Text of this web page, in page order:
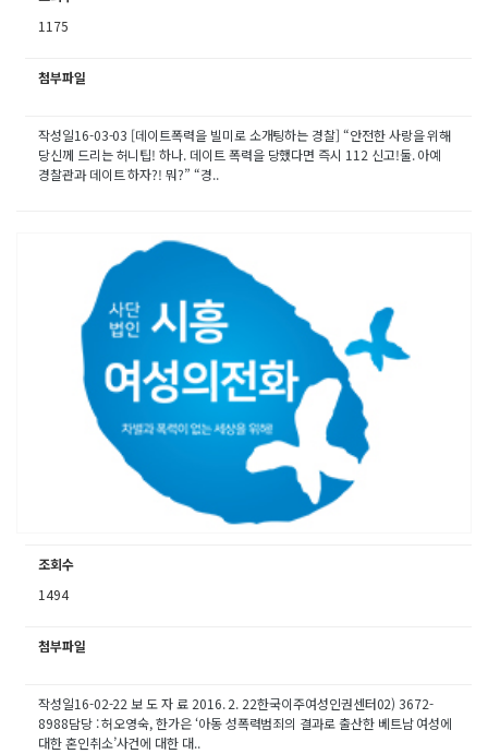
1175
첨부파일
작성일16-03-03 [데이트폭력을 빌미로 소개팅하는 경찰] “안전한 사랑을 위해
당신께 드리는 허니팁! 하나. 데이트 폭력을 당했다면 즉시 112 신고!둘. 아예
경찰관과 데이트 하자?! 뭐?” “경..
조회수
1494
첨부파일
작성일16-02-22 보 도 자 료 2016. 2. 22한국이주여성인권센터02) 3672-
8988담당 : 허오영숙, 한가은 ‘아동 성폭력범죄의 결과로 출산한 베트남 여성에
대한 혼인취소’사건에 대한 대..